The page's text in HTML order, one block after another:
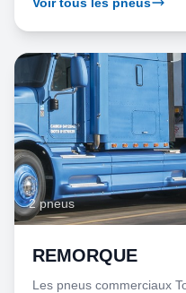
2 pneus
REMORQUE
Les pneus commerciaux